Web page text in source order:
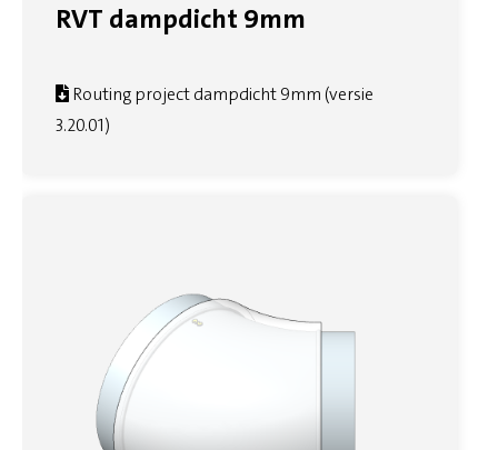
RVT dampdicht 9mm
Routing project dampdicht 9mm (versie
3.20.01)